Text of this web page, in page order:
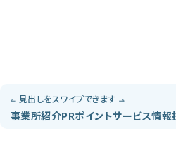
見出しをスワイプできます
事業所紹介PRポイントサービス情報